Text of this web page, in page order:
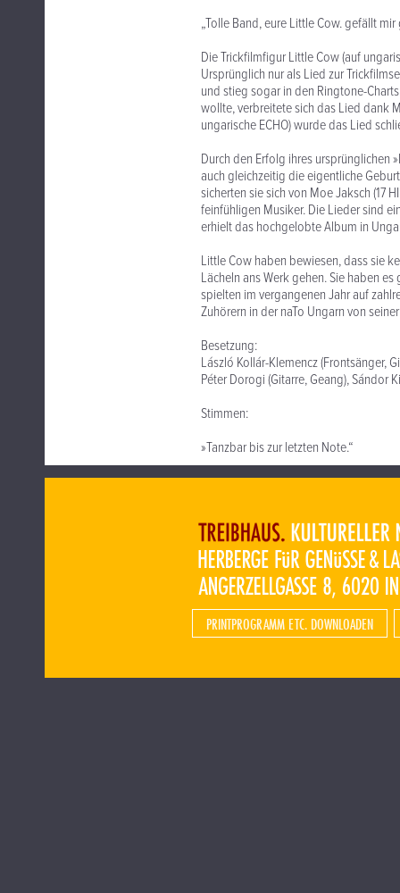
„Tolle Band, eure Little Cow. gefällt
Die Trickfilmfigur Little Cow (auf
Ursprünglich nur als Lied zur
und stieg sogar in den Ringtone-
wollte, verbreitete sich das Lied dank
ungarische ECHO) wurde das Lied
Durch den Erfolg ihres ursprünglichen
auch gleichzeitig die eigentliche
sicherten sie sich von Moe Jaksch (17
feinfühligen Musiker. Die Lieder sind
erhielt das hochgelobte Album in
Little Cow haben bewiesen, dass sie
Lächeln ans Werk gehen. Sie haben
spielten im vergangenen Jahr auf
Zuhörern in der naTo Ungarn von
Besetzung:
László Kollár-Klemencz (Frontsänger,
Péter Dorogi (Gitarre, Geang), Sándor
Stimmen:
»Tanzbar bis zur letzten Note.“
PRINTPROGRAMM ETC. DOWNLOADEN